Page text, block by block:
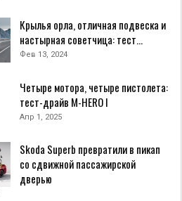
Крылья орла, отличная подвеска и
настырная советчица: тест…
Фев 13, 2024
Четыре мотора, четыре пистолета:
тест-драйв M-HERO I
Апр 1, 2025
Skoda Superb превратили в пикап
со сдвижной пассажирской
дверью